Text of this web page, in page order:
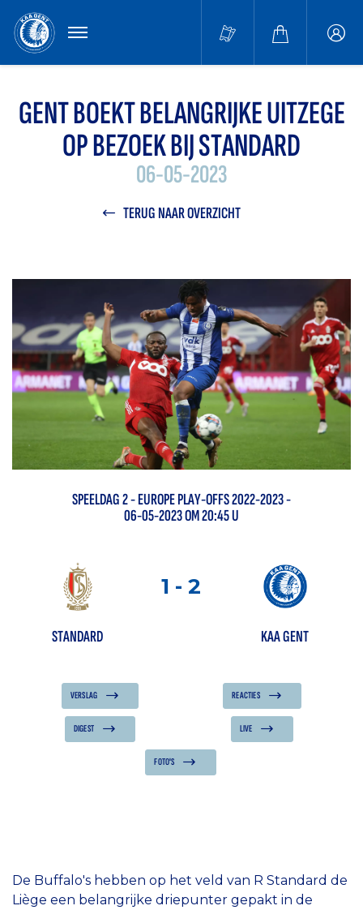
MENU
GENT BOEKT BELANGRIJKE UITZEGE
OP BEZOEK BIJ STANDARD
06-05-2023
TERUG NAAR OVERZICHT
SPEELDAG2-EUROPE PLAY-OFFS 2022-2023-
06-05-2023 OM 20:45 U
1 - 2
STANDARD KAA GENT
VERSLAG REACTIES
DIGEST LIVE
FOTO'S
De Buffalo's hebben op het veld van R Standard de
Liège een belangrijke driepunter gepakt in de